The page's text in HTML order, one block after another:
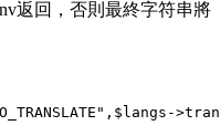
返回，否則最終字符串將